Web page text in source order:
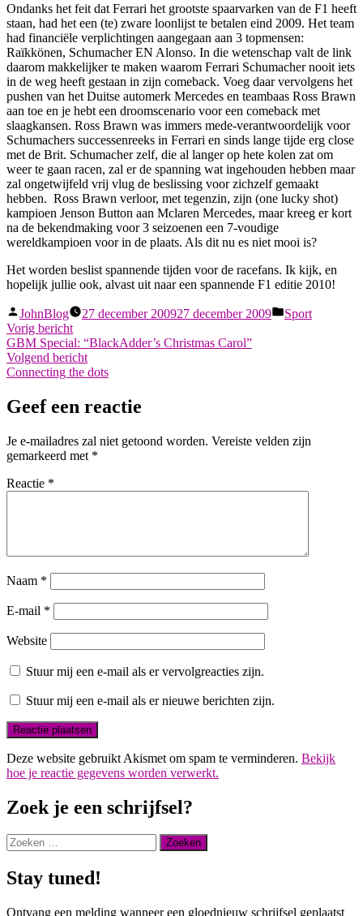
Ondanks het feit dat Ferrari het grootste spaarvarken van de F1 heeft
staan, had het een (te) zware loonlijst te betalen eind 2009. Het team
had financiële verplichtingen aangegaan aan 3 topmensen:
Raïkkönen, Schumacher EN Alonso. In die wetenschap valt de link
daarom makkelijker te maken waarom Ferrari Schumacher nooit iets
in de weg heeft gestaan in zijn comeback. Voeg daar vervolgens het
pushen van het Duitse automerk Mercedes en teambaas Ross Brawn
aan toe en je hebt een droomscenario voor een comeback met
slaagkansen. Ross Brawn was immers mede-verantwoordelijk voor
Schumachers successenreeks in Ferrari en sinds lange tijde erg close
met de Brit. Schumacher zelf, die al langer op hete kolen zat om
weer te gaan racen, zal er de spanning wat ingehouden hebben maar
zal ongetwijfeld vrij vlug de beslissing voor zichzelf gemaakt
hebben. Ross Brawn verloor, met tegenzin, zijn (one lucky shot)
kampioen Jenson Button aan Mclaren Mercedes, maar kreeg er kort
na de bekendmaking voor 3 seizoenen een 7-voudige
wereldkampioen voor in de plaats. Als dit nu es niet mooi is?
Het worden beslist spannende tijden voor de racefans. Ik kijk, en
hopelijk jullie ook, alvast uit naar een spannende F1 editie 2010!
Geplaatst
door
JohnBlog 27 december 200927 december 2009
Geplaatst
Sport
Berichtnavigatie
Vorig berichtVorig
bericht:
GBM Special: “BlackAdder’s Christmas Carol”
Volgend berichtVolgend
bericht:
Connecting the dots
Geef een reactie
Je e-mailadres zal niet getoond worden. Vereiste velden zijn
gemarkeerd met *
Reactie *
Naam *
E-mail *
Website
Stuur mij een e-mail als er vervolgreacties zijn.
Stuur mij een e-mail als er nieuwe berichten zijn.
Deze website gebruikt Akismet om spam te verminderen. Bekijk
hoe je reactie gegevens worden verwerkt.
Zoek je een schrijfsel?
Zoeken
naar:
Stay tuned!
Ontvang een melding wanneer een gloednieuw schrijfsel geplaatst